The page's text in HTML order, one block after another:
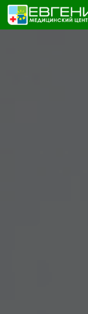
Skip to content